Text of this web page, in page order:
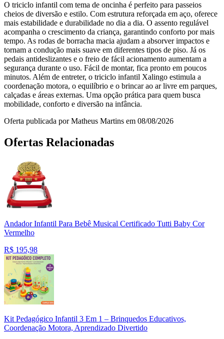
O triciclo infantil com tema de oncinha é perfeito para passeios
cheios de diversão e estilo. Com estrutura reforçada em aço, oferece
mais estabilidade e durabilidade no dia a dia. O assento regulável
acompanha o crescimento da criança, garantindo conforto por mais
tempo. As rodas de borracha macia ajudam a absorver impactos e
tornam a condução mais suave em diferentes tipos de piso. Já os
pedais antideslizantes e o freio de fácil acionamento aumentam a
segurança durante o uso. Fácil de montar, fica pronto em poucos
minutos. Além de entreter, o triciclo infantil Xalingo estimula a
coordenação motora, o equilíbrio e o brincar ao ar livre em parques,
calçadas e áreas externas. Uma opção prática para quem busca
mobilidade, conforto e diversão na infância.
Oferta publicada por Matheus Martins em 08/08/2026
Ofertas Relacionadas
Andador Infantil Para Bebê Musical Certificado Tutti Baby Cor
Vermelho
R$ 195,98
Kit Pedagógico Infantil 3 Em 1 – Brinquedos Educativos,
Coordenação Motora, Aprendizado Divertido